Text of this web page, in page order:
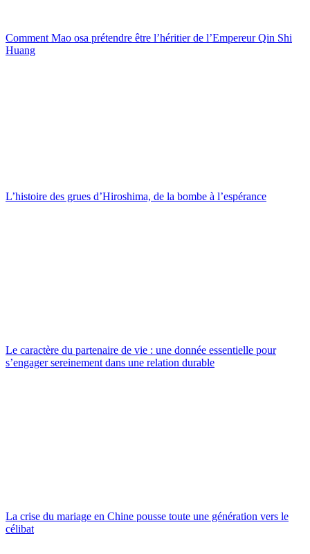
Comment Mao osa prétendre être l’héritier de l’Empereur Qin Shi
Huang
L’histoire des grues d’Hiroshima, de la bombe à l’espérance
Le caractère du partenaire de vie : une donnée essentielle pour
s’engager sereinement dans une relation durable
La crise du mariage en Chine pousse toute une génération vers le
célibat